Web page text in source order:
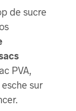
de sucre
PVA,
sur